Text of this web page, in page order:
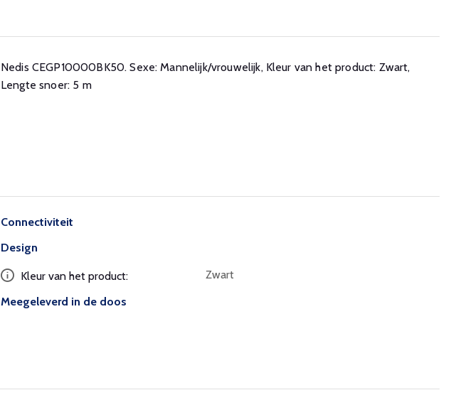
Nedis CEGP10000BK50. Sexe: Mannelijk/vrouwelijk, Kleur van het product: Zwart,
Lengte snoer: 5 m
Connectiviteit
Design
Kleur van het product:
Zwart
Meegeleverd in de doos